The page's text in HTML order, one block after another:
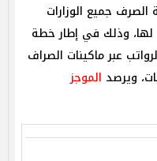
جميع الوزارات
لها، وذلك في إطار خطة
عبر ماكينات الصراف
ويرصد الموجز